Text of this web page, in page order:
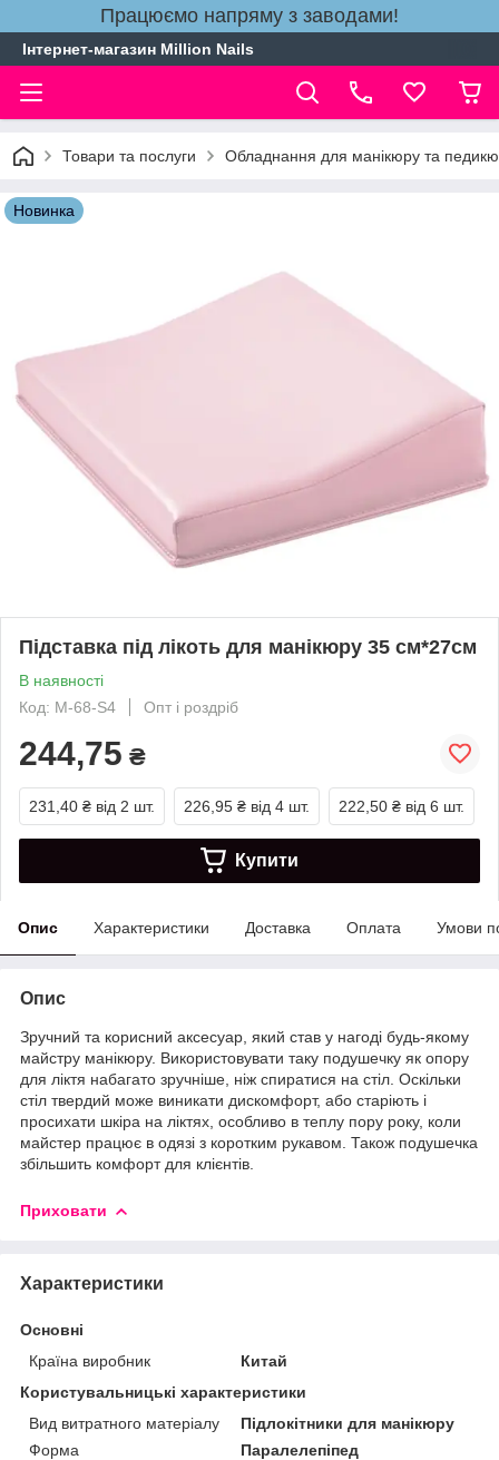
Працюємо напряму з заводами!
Інтернет-магазин Million Nails
Товари та послуги Обладнання для манікюру та
Новинка
Підставка під лікоть для манікюру 35 см*27см
В наявності
Код: М-68-S4
Опт і роздріб
244,75 ₴
231,40 ₴ від 2 шт. 226,95 ₴ від 4 шт. 222,50 ₴ від 6 шт.
Купити
Опис Характеристики Доставка Оплата Умови
Опис
Зручний та корисний аксесуар, який став у нагоді будь-якому
майстру манікюру. Використовувати таку подушечку як опору
для ліктя набагато зручніше, ніж спиратися на стіл. Оскільки
стіл твердий може виникати дискомфорт, або старіють і
просихати шкіра на ліктях, особливо в теплу пору року, коли
майстер працює в одязі з коротким рукавом. Також подушечка
збільшить комфорт для клієнтів.
Приховати
Характеристики
Основні
Країна виробник
Китай
Користувальницькі характеристики
Вид витратного матеріалу
Підлокітники для манікюру
Форма
Паралелепіпед